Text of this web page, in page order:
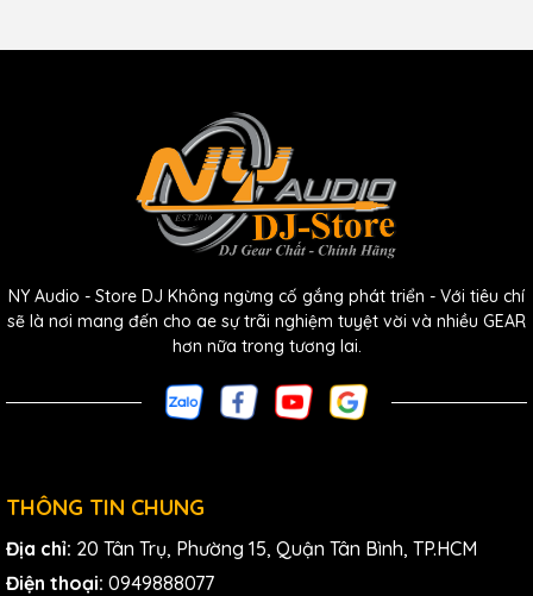
3. Khả năng chuyển đổi
Một trong những điểm đặc biệt củaShureULXD2/KSM9 là
dễ dàng thay đổicapsuleđể phù hợp với từng nhu cầu sử
dụng cụ thể, từ đó tối ưu hóa hiệu quả âm thanh cho từng
tình huống. Đây là một tính năng hữu ích cho các chuyên
micro theo ý muốn.
NY Audio - Store DJ Không ngừng cố gắng phát triển - Với tiêu chí
sẽ là nơi mang đến cho ae sự trãi nghiệm tuyệt vời và nhiều GEAR
hơn nữa trong tương lai.
THÔNG TIN CHUNG
Địa chỉ: 20 Tân Trụ, Phường 15, Quận Tân Bình, TP.HCM
Điện thoại: 0949888077